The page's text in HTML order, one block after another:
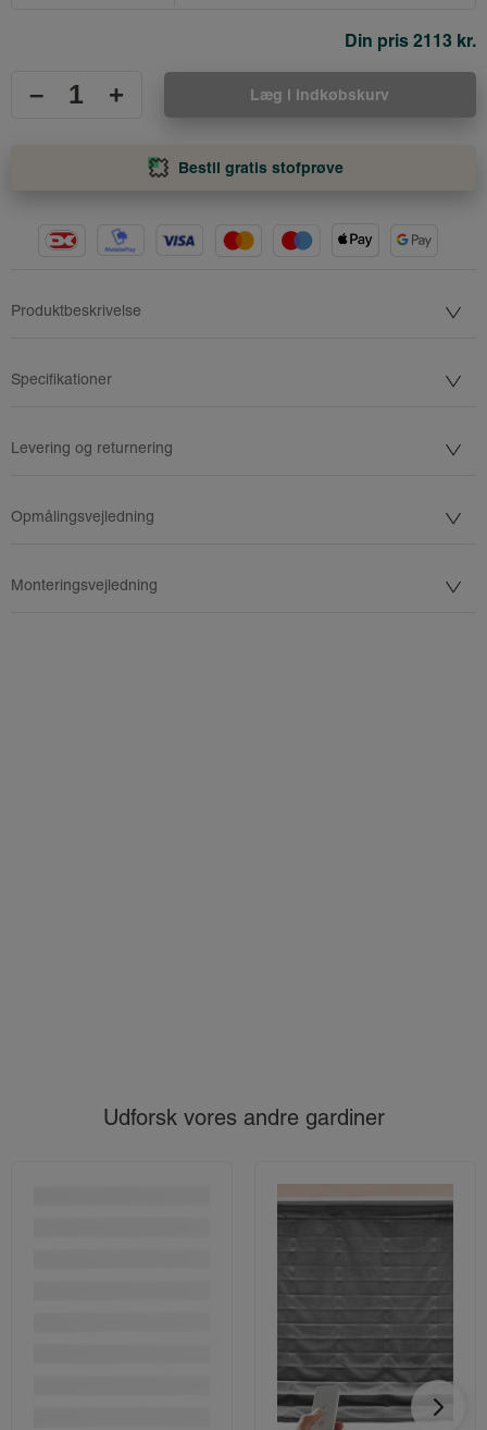
Din pris 2113 kr.
– + Læg i indkøbskurv
Bestil gratis stofprøve
Produktbeskrivelse
Specifikationer
Levering og returnering
Opmålingsvejledning
Monteringsvejledning
Udforsk vores andre gardiner